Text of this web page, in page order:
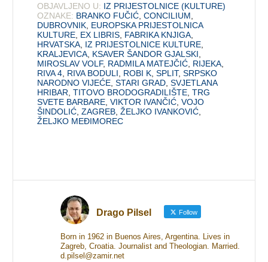
OBJAVLJENO U: IZ PRIJESTOLNICE (KULTURE)
OZNAKE: BRANKO FUČIĆ ,CONCILIUM
DUBROVNIK EUROPSKA PRIJESTOLNICA
KULTURE EX LIBRIS FABRIKA KNJIGA
HRVATSKA IZ PRIJESTOLNICE KULTURE
KRALJEVICA KSAVER ŠANDOR GJALSKI
MIROSLAV VOLF, RADMILA MATEJČIĆ RIJEKA
RIVA 4 RIVA BODULI ROBI K ,SPLIT,SRPSKO
NARODNO VIJEĆE ,STARI GRAD ,SVJETLANA
HRIBAR ,TITOVO BRODOGRADILIŠTE ,TRG
SVETE BARBARE ,VIKTOR IVANČIĆ ,VOJO
ŠINDOLIĆ ,ZAGREB ,ŽELJKO IVANKOVIĆ
ŽELJKO MEĐIMOREC
Drago Pilsel Follow
Born in 1962 in Buenos Aires, Argentina. Lives in
Zagreb, Croatia. Journalist and Theologian. Married.
d.pilsel@zamir.net